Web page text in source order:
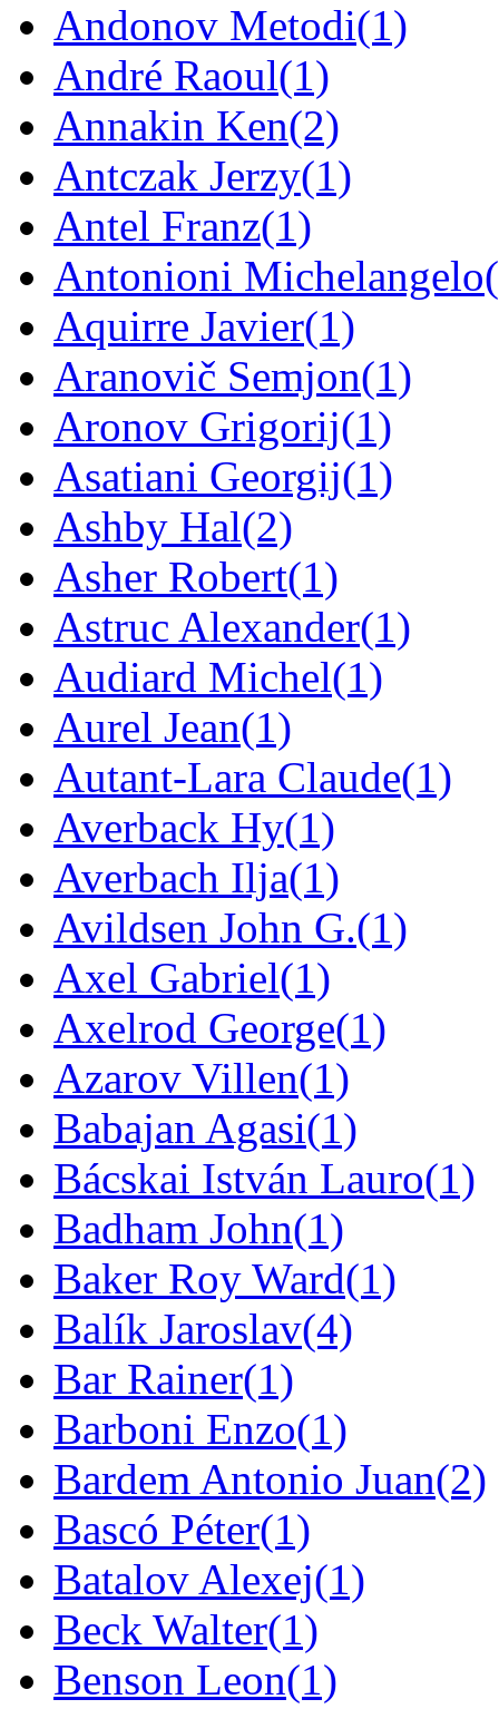
Andonov Metodi(1)
André Raoul(1)
Annakin Ken(2)
Antczak Jerzy(1)
Antel Franz(1)
Antonioni Michelangelo
Aquirre Javier(1)
Aranovič Semjon(1)
Aronov Grigorij(1)
Asatiani Georgij(1)
Ashby Hal(2)
Asher Robert(1)
Astruc Alexander(1)
Audiard Michel(1)
Aurel Jean(1)
Autant-Lara Claude(1)
Averback Hy(1)
Averbach Ilja(1)
Avildsen John G.(1)
Axel Gabriel(1)
Axelrod George(1)
Azarov Villen(1)
Babajan Agasi(1)
Bácskai István Lauro(1)
Badham John(1)
Baker Roy Ward(1)
Balík Jaroslav(4)
Bar Rainer(1)
Barboni Enzo(1)
Bardem Antonio Juan(2)
Bascó Péter(1)
Batalov Alexej(1)
Beck Walter(1)
Benson Leon(1)